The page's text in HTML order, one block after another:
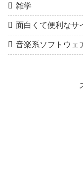
雑学
面白くて便利なサ
音楽系ソフトウェ